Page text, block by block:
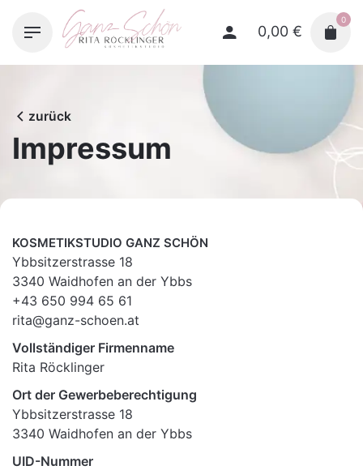
0,00 €
0
zurück
Impressum
KOSMETIKSTUDIO GANZ SCHÖN
Ybbsitzerstrasse 18
3340 Waidhofen an der Ybbs
+43 650 994 65 61
rita@ganz-schoen.at
Vollständiger Firmenname
Rita Röcklinger
Ort der Gewerbeberechtigung
Ybbsitzerstrasse 18
3340 Waidhofen an der Ybbs
UID-Nummer